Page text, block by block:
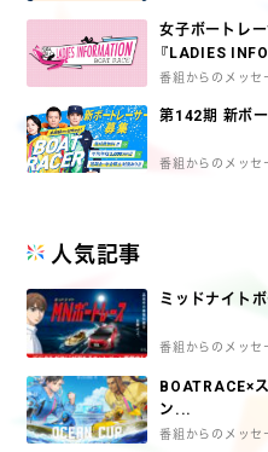
女子ボートレ
『LADIES
番組からのメッセ
第142期 新ボ
番組からのメッセ
人気記事
ミッドナイト
番組からのメッセ
BOATRACE×
ン...
番組からのメッセ